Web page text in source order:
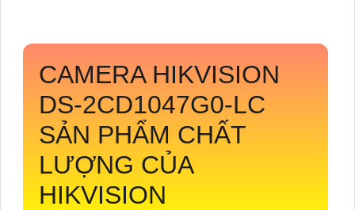
CAMERA HIKVISION
DS-2CD1047G0-LC
SẢN PHẨM CHẤT
LƯỢNG CỦA
HIKVISION